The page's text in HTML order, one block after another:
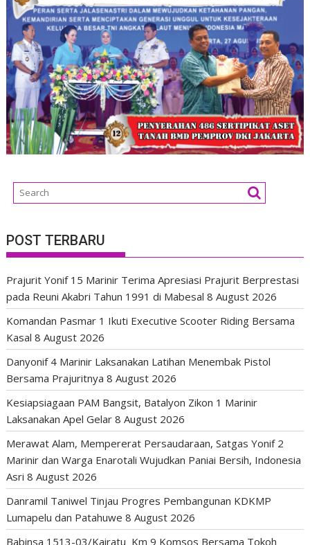
POST TERBARU
Prajurit Yonif 15 Marinir Terima Apresiasi Prajurit Berprestasi
pada Reuni Akabri Tahun 1991 di Mabesal 8 August 2026
Komandan Pasmar 1 Ikuti Executive Scooter Riding Bersama
Kasal 8 August 2026
Danyonif 4 Marinir Laksanakan Latihan Menembak Pistol
Bersama Prajuritnya 8 August 2026
Kesiapsiagaan PAM Bangsit, Batalyon Zikon 1 Marinir
Laksanakan Apel Gelar 8 August 2026
Merawat Alam, Mempererat Persaudaraan, Satgas Yonif 2
Marinir dan Warga Enarotali Wujudkan Paniai Bersih, Indonesia
Asri 8 August 2026
Danramil Taniwel Tinjau Progres Pembangunan KDKMP
Lumapelu dan Patahuwe 8 August 2026
Babinsa 1513-03/Kairatu Km 9 Komsos Bersama Tokoh